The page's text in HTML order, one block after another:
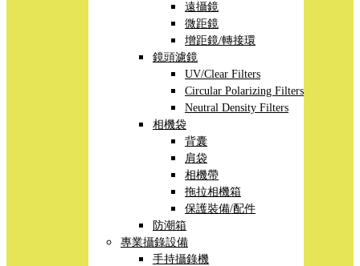
遠攝鏡
微距鏡
增距鏡/轉接環
鏡頭濾鏡
UV/Clear Filters
Circular Polarizing Filters
Neutral Density Filters
相機袋
背囊
肩袋
相機帶
拖拉相機箱
保護裝備/配件
防潮箱
專業攝錄設備
手持攝錄機